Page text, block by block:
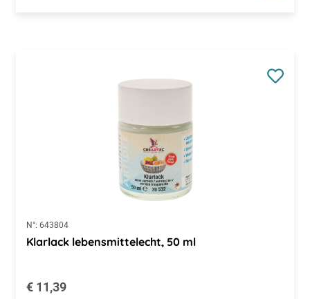
N°: 643804
Klarlack lebensmittelecht, 50 ml
Regulärer Preis:
€ 11,39